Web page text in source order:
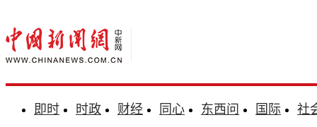
即时 时政 财经 同心 东西问 国际
社